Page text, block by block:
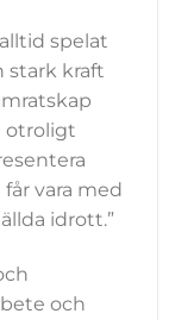
spelat
stark kraft
otroligt
vara med
idrott.”
och